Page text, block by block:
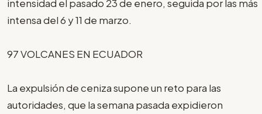
intensidad el pasado 23 de enero, seguida por las más
intensa del 6 y 11 de marzo.
97 VOLCANES EN ECUADOR
La expulsión de ceniza supone un reto para las
autoridades, que la semana pasada expidieron